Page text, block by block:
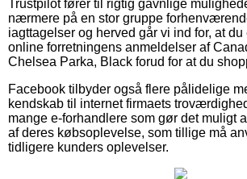
Trustpilot fører til rigtig gavnlige
nærmere på en stor gruppe
iagttagelser og herved går vi ind for, at
online forretningens anmeldelser af
Chelsea Parka, Black forud for at du
Facebook tilbyder også flere pålidelige
kendskab til internet firmaets
mange e-forhandlere som gør det muligt
af deres købsoplevelse, som tillige må
tidligere kunders oplevelser.